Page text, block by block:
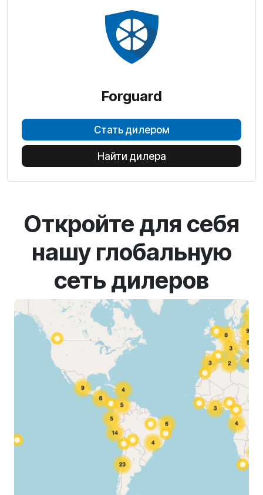
Forguard
Стать дилером
Найти дилера
Откройте для себя
нашу глобальную
сеть дилеров